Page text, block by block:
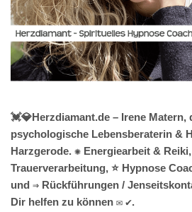
💓️💎Herzdiamant.de – Irene
psychologische Lebensberaterin &
Harzgerode. ✺ Energiearbeit &
Trauerverarbeitung, ⭐ Hypnose
und ⇒ Rückführungen /
Dir helfen zu können ✉ ✔.